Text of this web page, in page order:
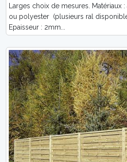
Larges choix de mesures. Matériaux
ou polyester (plusieurs ral
Epaisseur : 2mm...